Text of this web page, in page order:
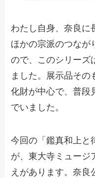
わたし自身、奈良に
ほかの宗派のつなが
ので、このシリーズ
ました。展示品その
化財が中心で、普段
でいました。
今回の「鑑真和上と
が、東大寺ミュージ
えがあります。奈良